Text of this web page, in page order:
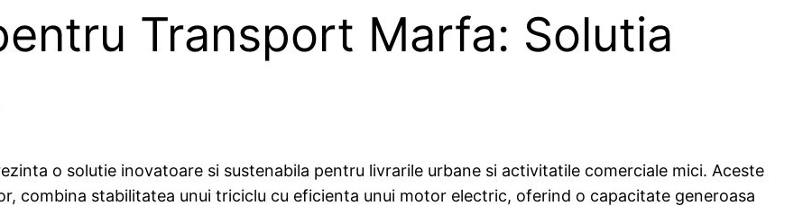
Transport Marfa: Solutia
o solutie inovatoare si sustenabila pentru livrarile urbane si activitatile comerciale mici. Aceste
combina stabilitatea unui triciclu cu eficienta unui motor electric, oferind o capacitate generoasa